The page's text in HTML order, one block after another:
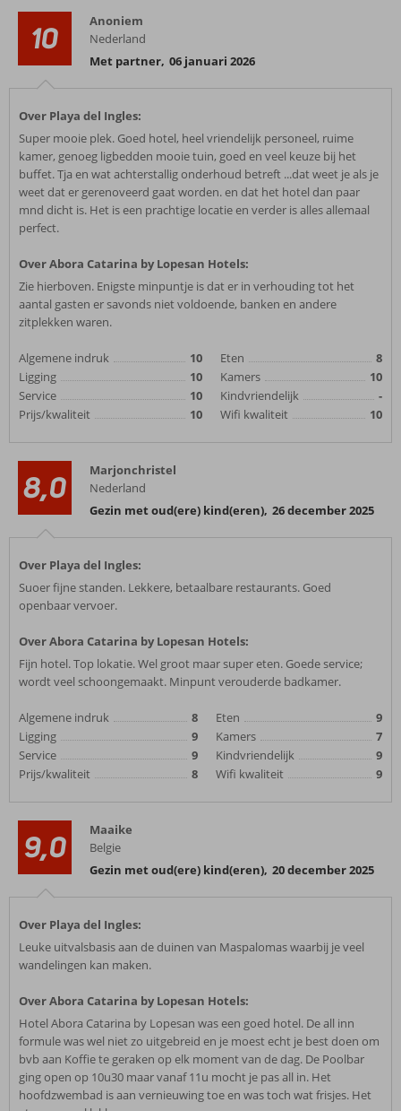
10
Anoniem
Nederland
Met partner, 06 januari 2026
Over Playa del Ingles:
Super mooie plek. Goed hotel, heel vriendelijk personeel, ruime
kamer, genoeg ligbedden mooie tuin, goed en veel keuze bij het
buffet. Tja en wat achterstallig onderhoud betreft ...dat weet je als je
weet dat er gerenoveerd gaat worden. en dat het hotel dan paar
mnd dicht is. Het is een prachtige locatie en verder is alles allemaal
perfect.
Over Abora Catarina by Lopesan Hotels:
Zie hierboven. Enigste minpuntje is dat er in verhouding tot het
aantal gasten er savonds niet voldoende, banken en andere
zitplekken waren.
Algemene indruk
10
Ligging
10
Service
10
Prijs/kwaliteit
10
Eten
8
Kamers
10
Kindvriendelijk
-
Wifi kwaliteit
10
8,0
Marjonchristel
Nederland
Gezin met oud(ere) kind(eren), 26 december 2025
Over Playa del Ingles:
Suoer fijne standen. Lekkere, betaalbare restaurants. Goed
openbaar vervoer.
Over Abora Catarina by Lopesan Hotels:
Fijn hotel. Top lokatie. Wel groot maar super eten. Goede service;
wordt veel schoongemaakt. Minpunt verouderde badkamer.
Algemene indruk
8
Ligging
9
Service
9
Prijs/kwaliteit
8
Eten
9
Kamers
7
Kindvriendelijk
9
Wifi kwaliteit
9
9,0
Maaike
Belgie
Gezin met oud(ere) kind(eren), 20 december 2025
Over Playa del Ingles:
Leuke uitvalsbasis aan de duinen van Maspalomas waarbij je veel
wandelingen kan maken.
Over Abora Catarina by Lopesan Hotels:
Hotel Abora Catarina by Lopesan was een goed hotel. De all inn
formule was wel niet zo uitgebreid en je moest echt je best doen om
bvb aan Koffie te geraken op elk moment van de dag. De Poolbar
ging open op 10u30 maar vanaf 11u mocht je pas all in. Het
hoofdzwembad is aan vernieuwing toe en was toch wat frisjes. Het